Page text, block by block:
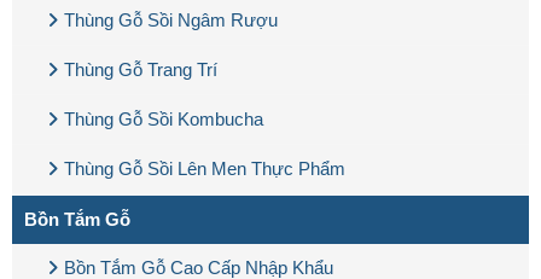
Thùng Gỗ Sồi Ngâm Rượu
Thùng Gỗ Trang Trí
Thùng Gỗ Sồi Kombucha
Thùng Gỗ Sồi Lên Men Thực Phẩm
Bồn Tắm Gỗ
Bồn Tắm Gỗ Cao Cấp Nhập Khẩu